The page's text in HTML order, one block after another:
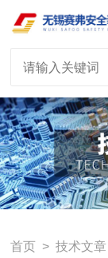
首页 >技术文章